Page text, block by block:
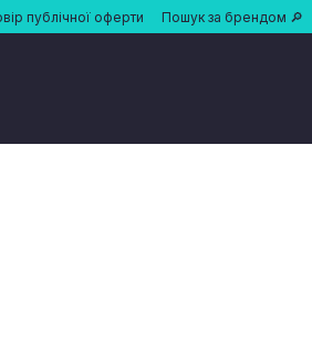
публічної оферти Пошук за брендом 🔎